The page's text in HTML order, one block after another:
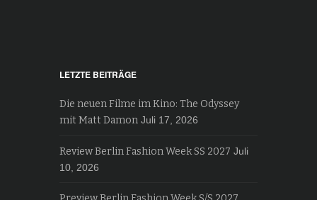
LETZTE BEITRÄGE
Die neuen Filme im Kino: The Odyssey
mit Matt Damon Juli 17, 2026
Review Berlin Fashion Week SS 2027 Juli
10, 2026